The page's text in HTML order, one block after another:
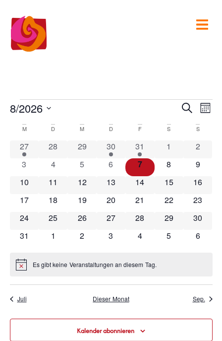
Suche
und
Suche Monat
8/2026
wählen.
Kalender
von
Veranstaltungen
M D M D F S S
1 Veranstaltung
27 0 Veranstaltungen
28 0 Veranstaltungen
29 1 Veranstaltung
30 1 Veranstaltung
31 0
1 0
2
0 Veranstaltungen
3 0 Veranstaltungen
4 0 Veranstaltungen
5 0 Veranstaltungen
6 0 Veranstaltungen
7 0
8 0
9
0 Veranstaltungen
10 0 Veranstaltungen
11 0 Veranstaltungen
12 0 Veranstaltungen
13 0 Veranstaltungen
14 0
15 0
16
0 Veranstaltungen
17 0 Veranstaltungen
18 0 Veranstaltungen
19 0 Veranstaltungen
20 0 Veranstaltungen
21 0
22 0
23
0 Veranstaltungen
24 0 Veranstaltungen
25 0 Veranstaltungen
26 0 Veranstaltungen
27 0 Veranstaltungen
28 0
29 0
30
0 Veranstaltungen
31 0 Veranstaltungen
1 0 Veranstaltungen
2 0 Veranstaltungen
3 0 Veranstaltungen
4 0
5 0
6
HinweisEs gibt keine Veranstaltungen an diesem Tag.
Juli Dieser Monat Sep.
Kalender abonnieren